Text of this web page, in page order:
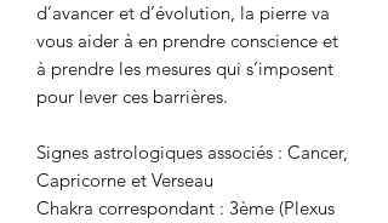
d’avancer et d’évolution, la pierre va
vous aider à en prendre conscience et
à prendre les mesures qui s’imposent
pour lever ces barrières.
Signes astrologiques associés : Cancer,
Capricorne et Verseau
Chakra correspondant : 3ème (Plexus